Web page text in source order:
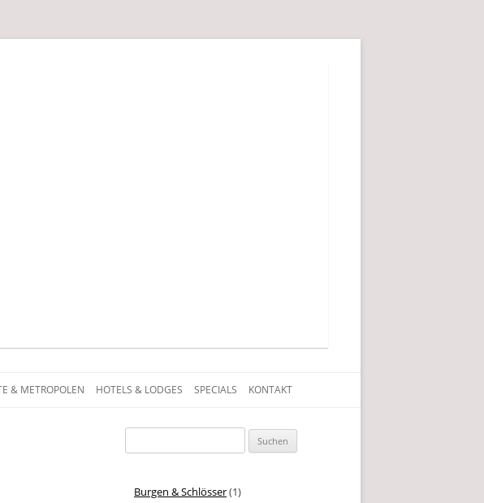
Reportagen, Texte und Geschichten aus dem Leben
& METROPOLEN HOTELS & LODGES SPECIALS KONTAKT
nach:
Burgen & Schlösser(1)